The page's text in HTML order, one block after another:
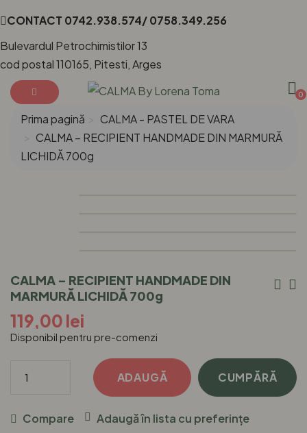
CONTACT 0742.938.574/ 0758.349.256
Bulevardul Petrochimistilor 13
cod postal 110165, Pitesti, Arges
0
Prima pagină
CALMA - PASTEL DE VARA
CALMA – RECIPIENT HANDMADE DIN MARMURĂ
LICHIDĂ 700g
CALMA – RECIPIENT HANDMADE DIN
MARMURĂ LICHIDĂ 700g
119,00 lei
Disponibil pentru pre-comenzi
RECIPIENT
ADAUGĂ CUMPĂRĂ
Compare Adaugă în lista cu preferințe